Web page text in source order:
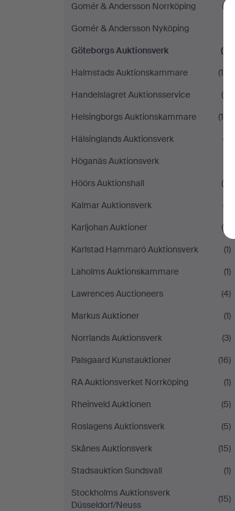
Gomér & Andersson Norrköping
(3)
Gomér & Andersson Nyköping
Göteborgs Auktionsverk
(2)
Halmstads Auktionskammare
(10)
Handelslagret Auktionsservice
(4)
Helsingborgs Auktionskammare
(15)
Hälsinglands Auktionsverk
(7)
Höganäs Auktionsverk
Höörs Auktionshall
(5)
Kalmar Auktionsverk
(7)
Karljohan Auktioner
(4)
Karlstad Hammarö Auktionsverk
(1)
Laholms Auktionskammare
(1)
Lawrences Auctioneers
(4)
Markus Auktioner
(1)
Norrlands Auktionsverk
(3)
Palsgaard Kunstauktioner
(16)
RA Auktionsverket Norrköping
(1)
Rheinveld Auktionen
(5)
Roslagens Auktionsverk
(5)
Skånes Auktionsverk
(15)
Stadsauktion Sundsvall
(1)
Stockholms Auktionsverk
Düsseldorf/Neuss
(15)